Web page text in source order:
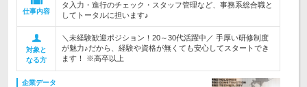
仕事内容
タ入力・進行のチェック・スタッフ管理など、事務系総合職と
してトータルに担います♪
対象と
なる方
＼未経験歓迎ポジション！20～30代活躍中／ 手厚い研修制度
が魅力♪だから、経験や資格が無くても安心してスタートでき
ます！ ※高卒以上
企業データ